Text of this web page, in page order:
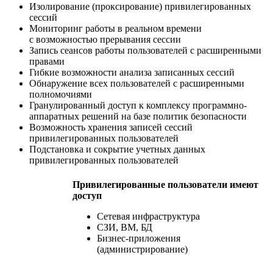
Изолирование (проксирование) привилегированных
сессий
Мониторинг работы в реальном времени
с возможностью прерывания сессии
Запись сеансов работы пользователей с расширенными
правами
Гибкие возможности анализа записанных сессий
Обнаружение всех пользователей с расширенными
полномочиями
Гранулированный доступ к комплексу программно-
аппаратных решений на базе политик безопасности
Возможность хранения записей сессий
привилегированных пользователей
Подстановка и сокрытие учетных данных
привилегированных пользователей
Привилегированные пользователи имеют
доступ
Сетевая инфраструктура
СЗИ, ВМ, БД
Бизнес-приложения
(администрирование)